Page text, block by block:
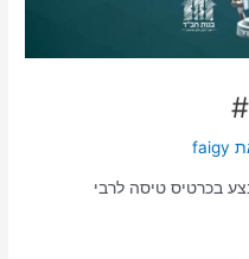
faigy
בכרטיס טיסה לרבי